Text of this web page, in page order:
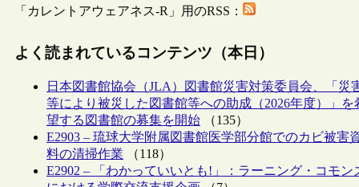
「カレントアウェアネス-R」用のRSS：
よく読まれているコンテンツ（本日）
日本図書館協会（JLA）図書館災害対策委員会、「災
等により被災した図書館等への助成（2026年度）」を
望する図書館の募集を開始 （135）
E2903 – 琉球大学附属図書館医学部分館でのカビ被害
料の清掃作業 （118）
E2902 – 「わかっていいとも!」：ラーニング・コモン